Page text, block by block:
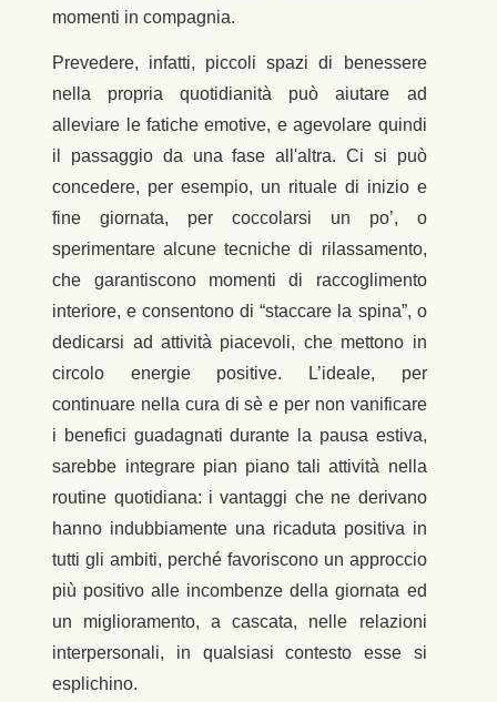
momenti in compagnia.
Prevedere, infatti, piccoli spazi di benessere
nella propria quotidianità può aiutare ad
alleviare le fatiche emotive, e agevolare quindi
il passaggio da una fase all'altra. Ci si può
concedere, per esempio, un rituale di inizio e
fine giornata, per coccolarsi un po’, o
sperimentare alcune tecniche di rilassamento,
che garantiscono momenti di raccoglimento
interiore, e consentono di “staccare la spina”, o
dedicarsi ad attività piacevoli, che mettono in
circolo energie positive. L’ideale, per
continuare nella cura di sè e per non vanificare
i benefici guadagnati durante la pausa estiva,
sarebbe integrare pian piano tali attività nella
routine quotidiana: i vantaggi che ne derivano
hanno indubbiamente una ricaduta positiva in
tutti gli ambiti, perché favoriscono un approccio
più positivo alle incombenze della giornata ed
un miglioramento, a cascata, nelle relazioni
interpersonali, in qualsiasi contesto esse si
esplichino.